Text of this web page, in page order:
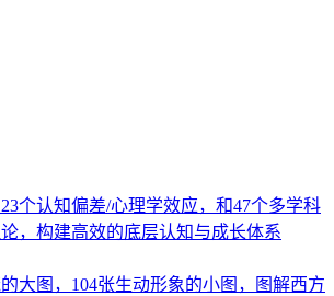
个认知偏差/心理学效应，和47个多学科
，构建高效的底层认知与成长体系
大图，104张生动形象的小图，图解西方